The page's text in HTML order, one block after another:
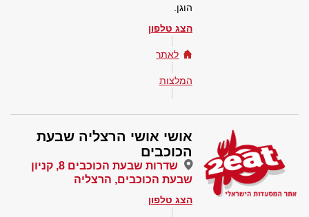
הוגן.
הצג טלפון
לאתר
המלצות
אושי אושי הרצליה שבעת
הכוכבים
שדרות שבעת הכוכבים 8, קניון
שבעת הכוכבים, הרצליה
הצג טלפון